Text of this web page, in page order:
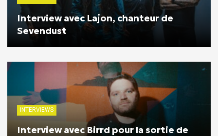
Interview avec Lajon, chanteur de
Sevendust
INTERVIEWS
Interview avec Birrd pour la sortie de